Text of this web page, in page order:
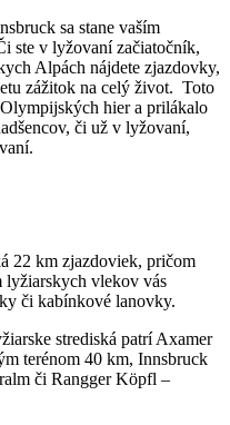
sa stane vaším
ste v lyžovaní začiatočník,
Alpách nájdete zjazdovky,
zážitok na celý život. Toto
hier a prilákalo
či už v lyžovaní,
22 km zjazdoviek, pričom
lyžiarskych vlekov vás
či kabínkové lanovky.
strediská patrí Axamer
terénom 40 km, Innsbruck
či Rangger Köpfl –